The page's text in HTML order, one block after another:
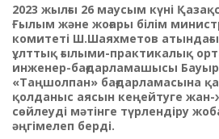
2023 жылғы 26 маусым күні
Ғылым және жоғары білім
комитеті Ш.Шаяхметов
ұлттық ғылыми-практикалық
инженер-бағдарламашысы
«Таңшолпан» бағдарламасына
қолданыс аясын кеңейтуге
сөйлеуді мәтінге түрлендіру
әңгімелеп берді.